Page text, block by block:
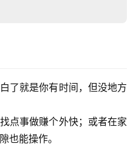
了就是你有时间，但没地方
点事做赚个外快；或者在家
也能操作。